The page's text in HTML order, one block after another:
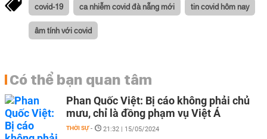
covid-19 ca nhiễm covid đà nẵng mới tin covid hôm nay
âm tính với covid
Có thể bạn quan tâm
Phan Quốc Việt: Bị cáo không phải chủ
mưu, chỉ là đồng phạm vụ Việt Á
THỜI SỰ - 21:32 | 15/05/2024